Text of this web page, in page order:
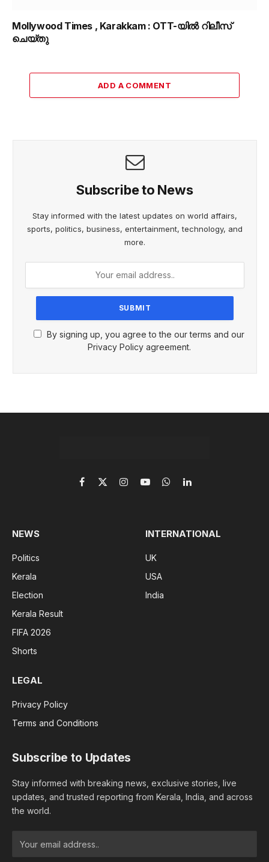
Mollywood Times , Karakkam : OTT-യിൽ റിലീസ്
ചെയ്തു
ADD A COMMENT
Subscribe to News
Stay informed with the latest updates on world affairs,
sports, politics, business, entertainment, technology, and
more.
By signing up, you agree to the our terms and our
Privacy Policy agreement.
Facebook
X
InstagramYouTubeWhatsAppLinkedIn
NEWS
Politics
Kerala
Election
Kerala Result
FIFA 2026
Shorts
INTERNATIONAL
UK
USA
India
LEGAL
Privacy Policy
Terms and Conditions
Subscribe to Updates
Stay informed with breaking news, exclusive stories, live
updates, and trusted reporting from Kerala, India, and across
the world.